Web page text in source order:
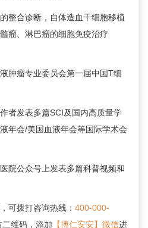
整合诊断，自体造血干细胞移植
瘤、淋巴瘤的细胞免疫治疗
肿瘤专业委员会第一届中国T细
者发表多篇SCI及国内高质量学
年会/美国血液年会等国际学术会
院公众号上发表多篇科普视频和
可拨打咨询热线： 400-000-
二维码，添加 【博仁安安】微信进